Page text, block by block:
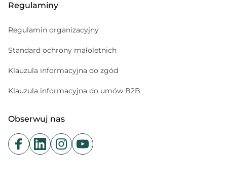
Regulaminy
Regulamin organizacyjny
Standard ochrony małoletnich
Klauzula informacyjna do zgód
Klauzula informacyjna do umów B2B
Obserwuj nas